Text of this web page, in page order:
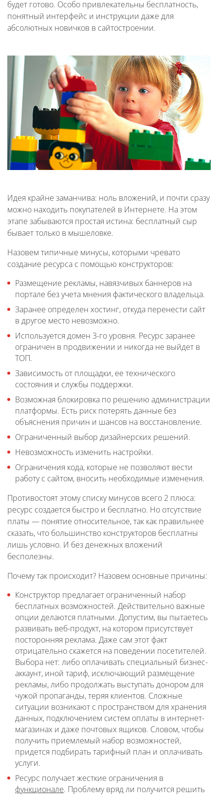
будет готово. Особо привлекательны бесплатность,
понятный интерфейс и инструкции даже для
абсолютных новичков в сайтостроении.
Идея крайне заманчива: ноль вложений, и почти сразу
можно находить покупателей в Интернете. На этом
этапе забываются простая истина: бесплатный сыр
бывает только в мышеловке.
Назовем типичные минусы, которыми чревато
создание ресурса с помощью конструкторов:
Размещение рекламы, навязчивых баннеров на
портале без учета мнения фактического владельца.
Заранее определен хостинг, откуда перенести сайт
в другое место невозможно.
Используется домен 3-го уровня. Ресурс заранее
ограничен в продвижении и никогда не выйдет в
ТОП.
Зависимость от площадки, ее технического
состояния и службы поддержки.
Возможная блокировка по решению администрации
платформы. Есть риск потерять данные без
объяснения причин и шансов на восстановление.
Ограниченный выбор дизайнерских решений.
Невозможность изменить настройки.
Ограничения кода, которые не позволяют вести
работу с сайтом, вносить необходимые изменения.
Противостоят этому списку минусов всего 2 плюса:
ресурс создается быстро и бесплатно. Но отсутствие
платы — понятие относительное, так как правильнее
сказать, что большинство конструкторов бесплатны
лишь условно. И без денежных вложений
бесполезны.
Почему так происходит? Назовем основные причины:
Конструктор предлагает ограниченный набор
бесплатных возможностей. Действительно важные
опции делаются платными. Допустим, вы пытаетесь
развивать веб-продукт, на котором присутствует
посторонняя реклама. Даже сам этот факт
отрицательно скажется на поведении посетителей.
Выбора нет: либо оплачивать специальный бизнес-
аккаунт, иной тариф, исключающий размещение
рекламы, либо продолжать выступать донором для
чужой пропаганды, теряя клиентов. Сложные
ситуации возникают с пространством для хранения
данных, подключением систем оплаты в интернет-
магазинах и даже почтовых ящиков. Словом, чтобы
получить приемлемый набор возможностей,
придется подбирать тарифный план и оплачивать
услуги.
Ресурс получает жесткие ограничения в
функционале. Проблему вряд ли получится решить